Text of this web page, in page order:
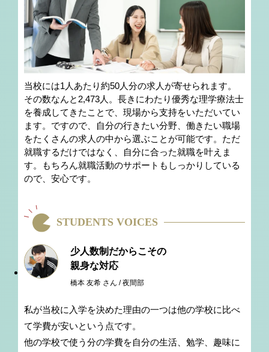
当校には1人あたり約50人分の求人が寄せられます。
その数なんと2,473人。長きにわたり優秀な理学療法士
を養成してきたことで、現場から支持をいただいてい
ます。ですので、自分の行きたい分野、働きたい職場
をたくさんの求人の中から選ぶことが可能です。ただ
就職するだけではなく、自分に合った就職を叶えま
す。もちろん就職活動のサポートもしっかりしている
ので、安心です。
STUDENTS VOICES
少人数制だからこその
親身な対応
橋本 友希 さん / 夜間部
私が当校に入学を決めた理由の一つは他の学校に比べ
て学費が安いという点です。
他の学校で使う分の学費を自分の生活、勉学、趣味に